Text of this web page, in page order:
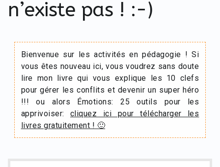
n’existe pas ! :-)
Bienvenue sur les activités en pédagogie ! Si
vous êtes nouveau ici, vous voudrez sans doute
lire mon livre qui vous explique les 10 clefs
pour gérer les conflits et devenir un super héro
!!! ou alors Émotions: 25 outils pour les
apprivoiser: cliquez ici pour télécharger les
livres gratuitement ! 🙂